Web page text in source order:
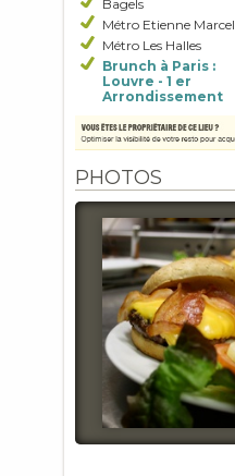
Bagels
Métro Etienne Marcel
Métro Les Halles
Brunch à Paris :
Louvre - 1 er
Arrondissement
PHOTOS